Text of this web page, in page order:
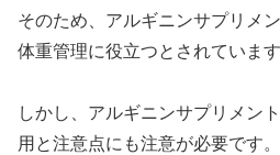
そのため、アルギニンサプリメ
体重管理に役立つとされています
しかし、アルギニンサプリメン
用と注意点にも注意が必要です